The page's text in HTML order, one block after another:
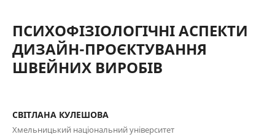
ПСИХОФІЗІОЛОГІЧНІ АСПЕКТИ
ДИЗАЙН-ПРОЄКТУВАННЯ
ШВЕЙНИХ ВИРОБІВ
СВІТЛАНА КУЛЕШОВА
Хмельницький національний університет